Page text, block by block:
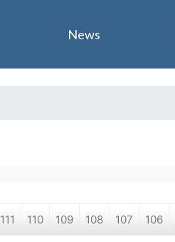
111 110 109 108 107 106
News